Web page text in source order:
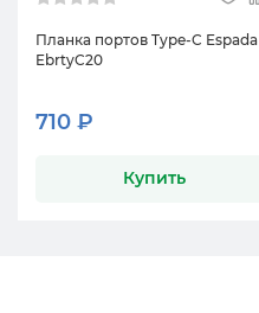
Планка портов Type-C Espada
EbrtyC20
710 ₽
Купить